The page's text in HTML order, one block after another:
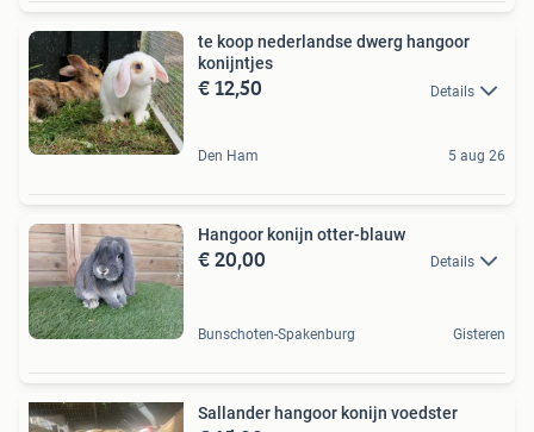
te koop nederlandse dwerg hangoor
konijntjes
€ 12,50 Details
Den Ham 5 aug 26
Hangoor konijn otter-blauw
€ 20,00 Details
Bunschoten-Spakenburg Gisteren
Sallander hangoor konijn voedster